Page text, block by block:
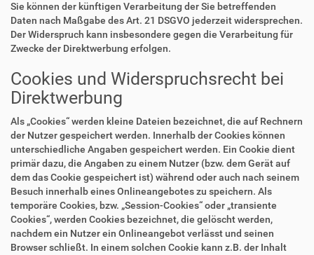
Sie können der künftigen Verarbeitung der Sie betreffenden
Daten nach Maßgabe des Art. 21 DSGVO jederzeit widersprechen.
Der Widerspruch kann insbesondere gegen die Verarbeitung für
Zwecke der Direktwerbung erfolgen.
Cookies und Widerspruchsrecht bei
Direktwerbung
Als „Cookies“ werden kleine Dateien bezeichnet, die auf Rechnern
der Nutzer gespeichert werden. Innerhalb der Cookies können
unterschiedliche Angaben gespeichert werden. Ein Cookie dient
primär dazu, die Angaben zu einem Nutzer (bzw. dem Gerät auf
dem das Cookie gespeichert ist) während oder auch nach seinem
Besuch innerhalb eines Onlineangebotes zu speichern. Als
temporäre Cookies, bzw. „Session-Cookies“ oder „transiente
Cookies“, werden Cookies bezeichnet, die gelöscht werden,
nachdem ein Nutzer ein Onlineangebot verlässt und seinen
Browser schließt. In einem solchen Cookie kann z.B. der Inhalt